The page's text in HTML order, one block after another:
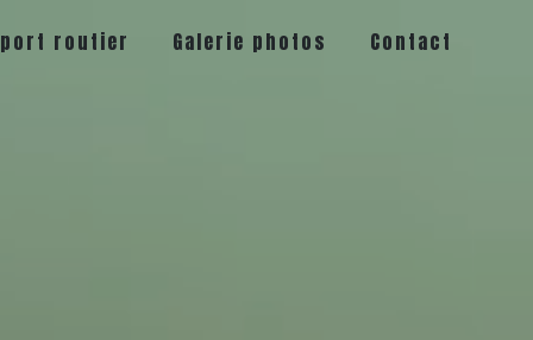
routier Galerie photos Contact